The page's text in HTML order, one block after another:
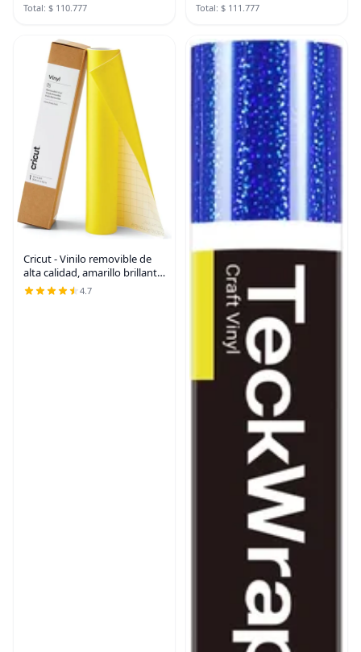
Total: $ 110.777
Total: $ 111.777
Cricut - Vinilo removible de
alta calidad, amarillo brillante
(12 x 15 pies), sin residuos,
fácil de quitar hasta 2 años,
4.7